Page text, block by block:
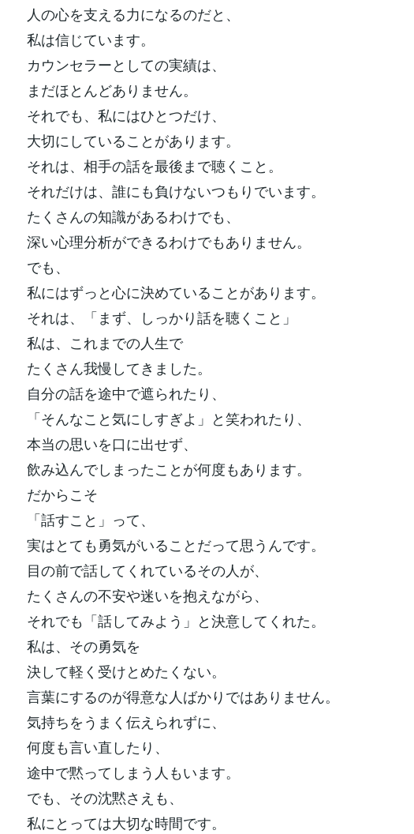
人の心を支える力になるのだと、
私は信じています。
カウンセラーとしての実績は、
まだほとんどありません。
それでも、私にはひとつだけ、
大切にしていることがあります。
それは、相手の話を最後まで聴くこと。
それだけは、誰にも負けないつもりでいます。
たくさんの知識があるわけでも、
深い心理分析ができるわけでもありません。
でも、
私にはずっと心に決めていることがあります。
それは、「まず、しっかり話を聴くこと」
私は、これまでの人生で
たくさん我慢してきました。
自分の話を途中で遮られたり、
「そんなこと気にしすぎよ」と笑われたり、
本当の思いを口に出せず、
飲み込んでしまったことが何度もあります。
だからこそ
「話すこと」って、
実はとても勇気がいることだって思うんです。
目の前で話してくれているその人が、
たくさんの不安や迷いを抱えながら、
それでも「話してみよう」と決意してくれた。
私は、その勇気を
決して軽く受けとめたくない。
言葉にするのが得意な人ばかりではありません。
気持ちをうまく伝えられずに、
何度も言い直したり、
途中で黙ってしまう人もいます。
でも、その沈黙さえも、
私にとっては大切な時間です。